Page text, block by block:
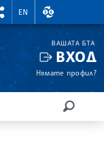
RIGHTMENU.SOCIAL
EN
ВАЛУТНИ
ВАШАТА БТА
ВХОД
Нямате профил?